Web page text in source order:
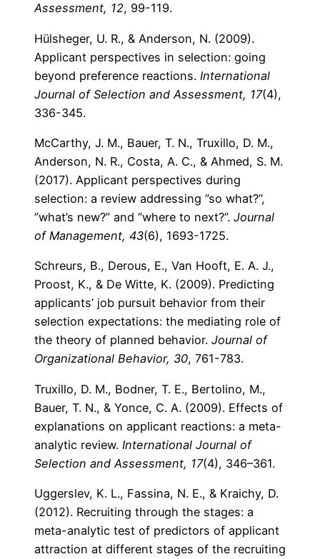
Assessment, 12, 99-119.
Hülsheger, U. R., & Anderson, N. (2009).
Applicant perspectives in selection: going
beyond preference reactions. International
Journal of Selection and Assessment, 17(4),
336-345.
McCarthy, J. M., Bauer, T. N., Truxillo, D. M.,
Anderson, N. R., Costa, A. C., & Ahmed, S. M.
(2017). Applicant perspectives during
selection: a review addressing ”so what?”,
”what’s new?” and ”where to next?”. Journal
of Management, 43(6), 1693-1725.
Schreurs, B., Derous, E., Van Hooft, E. A. J.,
Proost, K., & De Witte, K. (2009). Predicting
applicants’ job pursuit behavior from their
selection expectations: the mediating role of
the theory of planned behavior. Journal of
Organizational Behavior, 30, 761-783.
Truxillo, D. M., Bodner, T. E., Bertolino, M.,
Bauer, T. N., & Yonce, C. A. (2009). Effects of
explanations on applicant reactions: a meta-
analytic review. International Journal of
Selection and Assessment, 17(4), 346–361.
Uggerslev, K. L., Fassina, N. E., & Kraichy, D.
(2012). Recruiting through the stages: a
meta-analytic test of predictors of applicant
attraction at different stages of the recruiting